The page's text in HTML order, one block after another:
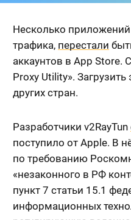
Несколько
трафика, перестали
аккаунтов в App Store.
Proxy Utility».
других стран.
Разработчики v2RayTun
поступило от Apple. В
по требованию
«незаконного в РФ
пункт 7 статьи 15.1
информационных